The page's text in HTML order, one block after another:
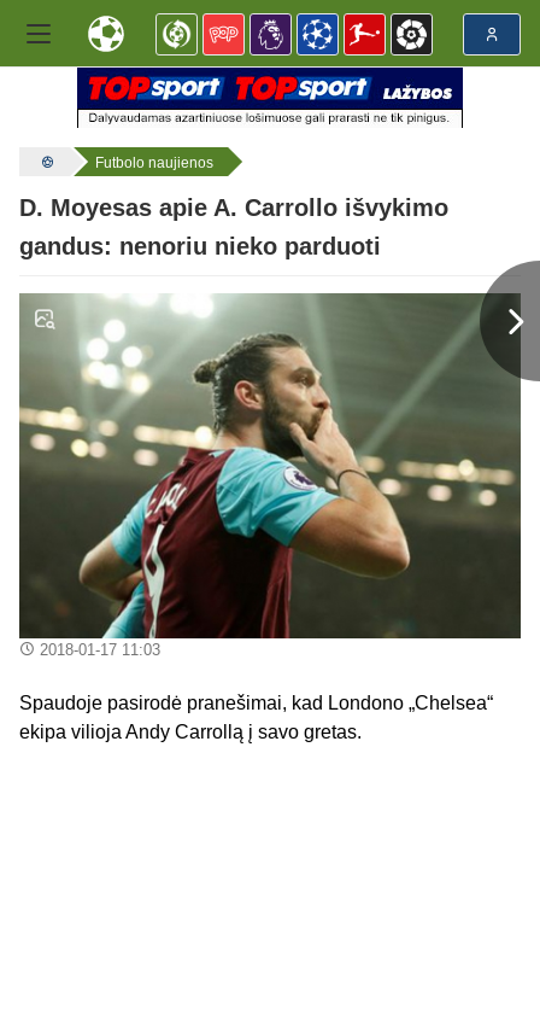
Futbolo naujienos
D. Moyesas apie A. Carrollo išvykimo
gandus: nenoriu nieko parduoti
2018-01-17 11:03
Spaudoje pasirodė pranešimai, kad Londono „Chelsea“
ekipa vilioja Andy Carrollą į savo gretas.